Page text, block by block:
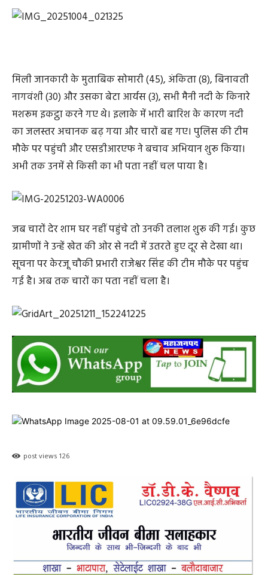
मिली जानकारी के मुताबिक सोमारी (45), अंकिता (8), बिनावती
नागवंशी (30) और उसका बेटा आर्यस (3), सभी मैनी नदी के किनारे
मशरूम इकट्ठा करने गए थे। इलाके में भारी बारिश के कारण नदी
का जलस्तर अचानक बढ़ गया और चारों बह गए। पुलिस की टीम
मौके पर पहुंची और एसडीआरएफ ने बचाव अभियान शुरू किया।
अभी तक उनमें से किसी का भी पता नहीं चल पाया है।
जब चारों देर शाम घर नहीं पहुंचे तो उनकी तलाश शुरू की गई। कुछ
ग्रामीणों ने उन्हें खेत की ओर से नदी में उतरते हुए दूर से देखा था।
सूचना पर केरजू चौकी प्रभारी राजेश्वर सिंह की टीम मौके पर पहुंच
गई है। अब तक चारों का पता नहीं चला है।
post views 126